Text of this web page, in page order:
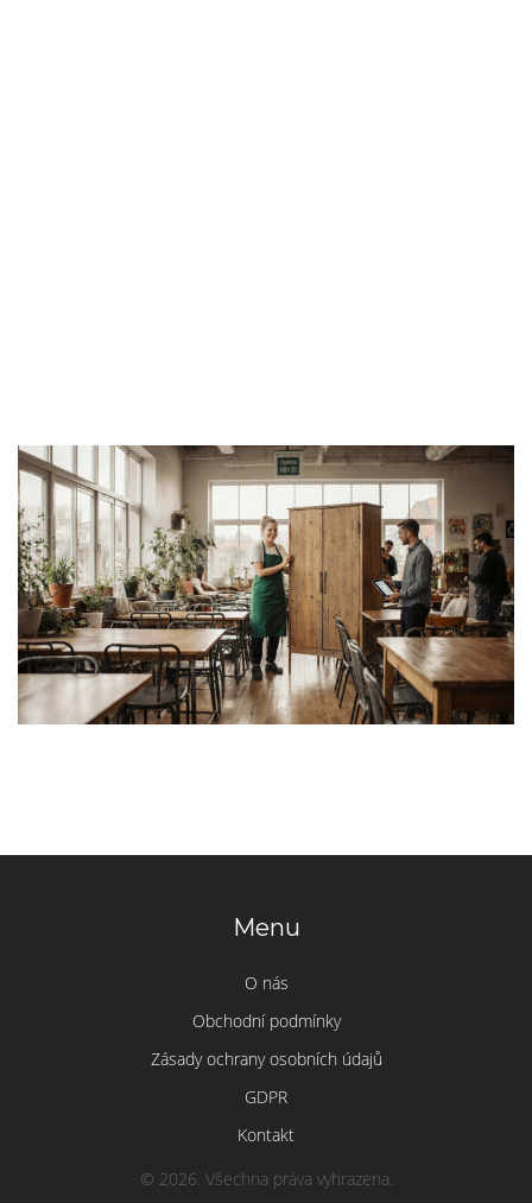
Menu
O nás
Obchodní podmínky
Zásady ochrany osobních údajů
GDPR
Kontakt
© 2026. Všechna práva vyhrazena.